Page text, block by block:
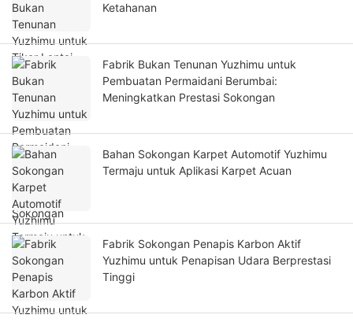
Ketahanan
Fabrik Bukan Tenunan Yuzhimu untuk
Pembuatan Permaidani Berumbai:
Meningkatkan Prestasi Sokongan
Bahan Sokongan Karpet Automotif Yuzhimu
Termaju untuk Aplikasi Karpet Acuan
Fabrik Sokongan Penapis Karbon Aktif
Yuzhimu untuk Penapisan Udara Berprestasi
Tinggi